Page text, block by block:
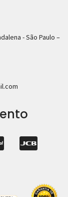
- São Paulo –